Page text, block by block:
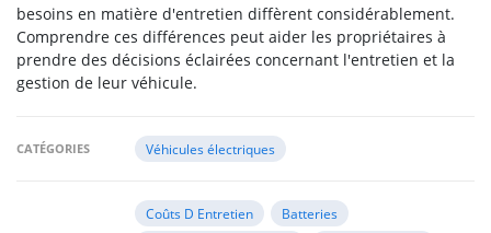
besoins en matière d'entretien diffèrent considérablement.
Comprendre ces différences peut aider les propriétaires à
prendre des décisions éclairées concernant l'entretien et la
gestion de leur véhicule.
CATÉGORIES Véhicules électriques
Coûts D Entretien
Batteries